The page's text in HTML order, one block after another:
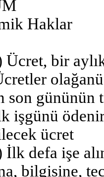
Haklar
bir aylık
son gününün
işgünü
ücret
defa işe
bilgisine,